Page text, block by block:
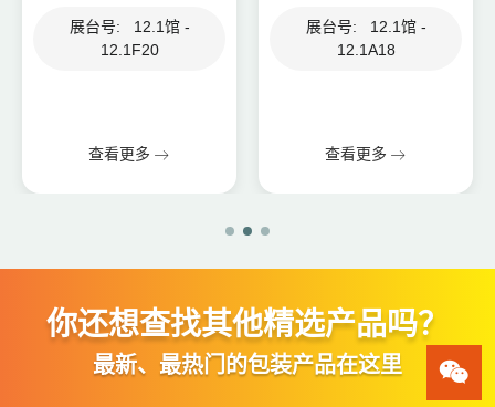
展台号: 12.1馆 -
12.1F20
查看更多
展台号: 12.1馆 -
12.1A18
查看更多
你还想查找其他精选产品吗？
最新、最热门的包装产品在这里